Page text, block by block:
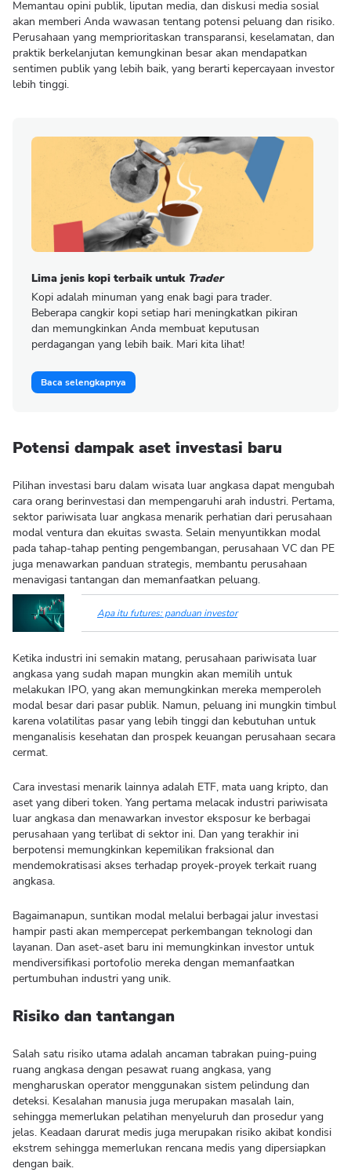
Memantau opini publik, liputan media, dan diskusi media sosial
akan memberi Anda wawasan tentang potensi peluang dan risiko.
Perusahaan yang memprioritaskan transparansi, keselamatan, dan
praktik berkelanjutan kemungkinan besar akan mendapatkan
sentimen publik yang lebih baik, yang berarti kepercayaan investor
lebih tinggi.
Lima jenis kopi terbaik untuk Trader
Kopi adalah minuman yang enak bagi para trader.
Beberapa cangkir kopi setiap hari meningkatkan pikiran
dan memungkinkan Anda membuat keputusan
perdagangan yang lebih baik. Mari kita lihat!
Baca selengkapnya
Potensi dampak aset investasi baru
Pilihan investasi baru dalam wisata luar angkasa dapat mengubah
cara orang berinvestasi dan mempengaruhi arah industri. Pertama,
sektor pariwisata luar angkasa menarik perhatian dari perusahaan
modal ventura dan ekuitas swasta. Selain menyuntikkan modal
pada tahap-tahap penting pengembangan, perusahaan VC dan PE
juga menawarkan panduan strategis, membantu perusahaan
menavigasi tantangan dan memanfaatkan peluang.
Apa itu futures: panduan investor
Ketika industri ini semakin matang, perusahaan pariwisata luar
angkasa yang sudah mapan mungkin akan memilih untuk
melakukan IPO, yang akan memungkinkan mereka memperoleh
modal besar dari pasar publik. Namun, peluang ini mungkin timbul
karena volatilitas pasar yang lebih tinggi dan kebutuhan untuk
menganalisis kesehatan dan prospek keuangan perusahaan secara
cermat.
Cara investasi menarik lainnya adalah ETF, mata uang kripto, dan
aset yang diberi token. Yang pertama melacak industri pariwisata
luar angkasa dan menawarkan investor eksposur ke berbagai
perusahaan yang terlibat di sektor ini. Dan yang terakhir ini
berpotensi memungkinkan kepemilikan fraksional dan
mendemokratisasi akses terhadap proyek-proyek terkait ruang
angkasa.
Bagaimanapun, suntikan modal melalui berbagai jalur investasi
hampir pasti akan mempercepat perkembangan teknologi dan
layanan. Dan aset-aset baru ini memungkinkan investor untuk
mendiversifikasi portofolio mereka dengan memanfaatkan
pertumbuhan industri yang unik.
Risiko dan tantangan
Salah satu risiko utama adalah ancaman tabrakan puing-puing
ruang angkasa dengan pesawat ruang angkasa, yang
mengharuskan operator menggunakan sistem pelindung dan
deteksi. Kesalahan manusia juga merupakan masalah lain,
sehingga memerlukan pelatihan menyeluruh dan prosedur yang
jelas. Keadaan darurat medis juga merupakan risiko akibat kondisi
ekstrem sehingga memerlukan rencana medis yang dipersiapkan
dengan baik.